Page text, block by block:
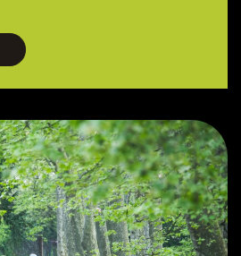
Vías verdes